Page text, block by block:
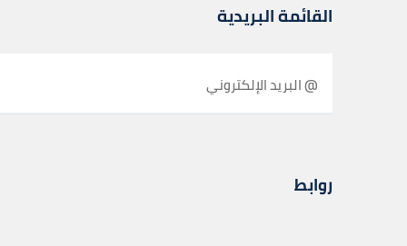
القائمة البريدية
روابط